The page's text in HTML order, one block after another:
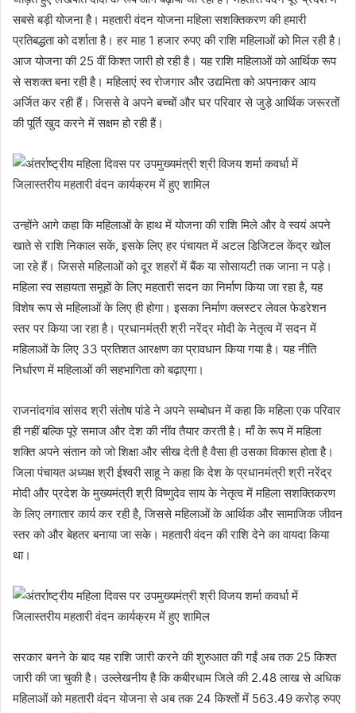
सबसे बड़ी योजना है। महतारी वंदन योजना महिला सशक्तिकरण की हमारी
प्रतिबद्धता को दर्शाता है। हर माह 1 हजार रुपए की राशि महिलाओं को मिल रही है।
आज योजना की 25 वीं किश्त जारी हो रही है। यह राशि महिलाओं को आर्थिक रूप
से सशक्त बना रही है। महिलाएं स्व रोजगार और उद्यमिता को अपनाकर आय
अर्जित कर रही हैं। जिससे वे अपने बच्चों और घर परिवार से जुड़े आर्थिक जरूरतों
की पूर्ति खुद करने में सक्षम हो रही हैं।
उन्होंने आगे कहा कि महिलाओं के हाथ में योजना की राशि मिले और वे स्वयं अपने
खाते से राशि निकाल सकें, इसके लिए हर पंचायत में अटल डिजिटल केंद्र खोल
जा रहे हैं। जिससे महिलाओं को दूर शहरों में बैंक या सोसायटी तक जाना न पड़े।
महिला स्व सहायता समूहों के लिए महतारी सदन का निर्माण किया जा रहा है, यह
विशेष रूप से महिलाओं के लिए ही होगा। इसका निर्माण क्लस्टर लेवल फेडरेशन
स्तर पर किया जा रहा है। प्रधानमंत्री श्री नरेंद्र मोदी के नेतृत्व में सदन में
महिलाओं के लिए 33 प्रतिशत आरक्षण का प्रावधान किया गया है। यह नीति
निर्धारण में महिलाओं की सहभागिता को बढ़ाएगा।
राजनांदगांव सांसद श्री संतोष पांडे ने अपने सम्बोधन में कहा कि महिला एक परिवार
ही नहीं बल्कि पूरे समाज और देश की नींव तैयार करती है। माँ के रूप में महिला
शक्ति अपने संतान को जो शिक्षा और सीख देती है वैसा ही उसका विकास होता है।
जिला पंचायत अध्यक्ष श्री ईश्वरी साहू ने कहा कि देश के प्रधानमंत्री श्री नरेंद्र
मोदी और प्रदेश के मुख्यमंत्री श्री विष्णुदेव साय के नेतृत्व में महिला सशक्तिकरण
के लिए लगातार कार्य कर रही है, जिससे महिलाओं के आर्थिक और सामाजिक जीवन
स्तर को और बेहतर बनाया जा सके। महतारी वंदन की राशि देने का वायदा किया
था।
सरकार बनने के बाद यह राशि जारी करने की शुरुआत की गईं अब तक 25 किश्त
जारी की जा चुकी है। उल्लेखनीय है कि कबीरधाम जिले की 2.48 लाख से अधिक
महिलाओं को महतारी वंदन योजना से अब तक 24 किश्तों में 563.49 करोड़ रुपए